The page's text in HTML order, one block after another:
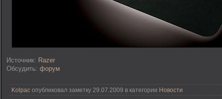
Источник: Razer
Обсудить: форум
Kolpac опубликовал заметку 29.07.2009 в категории Новости